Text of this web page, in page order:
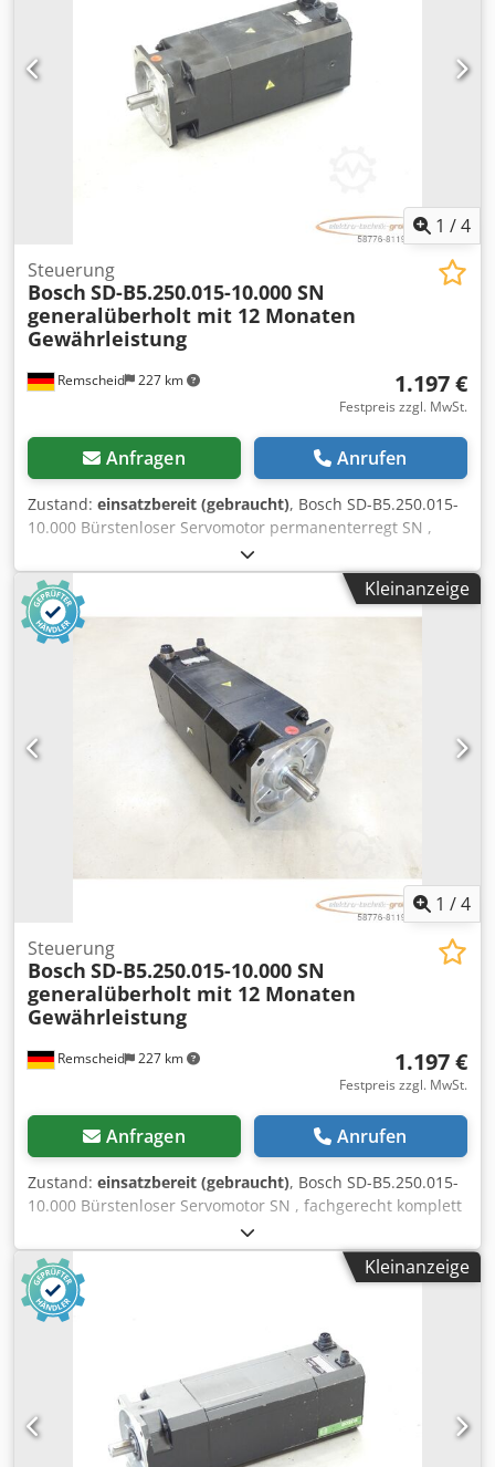
1 /4
Remscheid 227 km
Steuerung
Bosch SD-B5.250.015-10.000 SN
generalüberholt mit 12 Monaten
Gewährleistung
1.197 €
Festpreis zzgl. MwSt.
Anfragen Anrufen
Zustand: einsatzbereit (gebraucht), Bosch SD-B5.250.015-
10.000 Bürstenloser Servomotor permanenterregt SN ,
fachgerecht komplett überholt und getestet mit 12
Monaten Gewährleistung, 100% funktionsfähig,
Lieferumfang gem. Fotos,Für diesen Artikel gelten nicht die
vereinbarten Verkaufsrabatte. Preis bitte separat
erfragen!,ACHTUNG: Kosten für Verpackung und Versand
bitte separat anfragen! ATTENTION: Please enquire for
charges for packing and transport separately! Codpji D E U
Kleinanzeige
1 /4
Remscheid 227 km
Steuerung
Bosch SD-B5.250.015-10.000 SN
generalüberholt mit 12 Monaten
Gewährleistung
1.197 €
Festpreis zzgl. MwSt.
Anfragen Anrufen
Zustand: einsatzbereit (gebraucht), Bosch SD-B5.250.015-
10.000 Bürstenloser Servomotor SN , fachgerecht komplett
überholt und getestet mit 12 Monaten Gewährleistung,
100% funktionsfähig, Lieferumfang gem. Fotos,Für diesen
Artikel gelten nicht die vereinbarten Verkaufsrabatte. Preis
bitte separat erfragen! Crjdji D Hacopfx Apdjf
Kleinanzeige